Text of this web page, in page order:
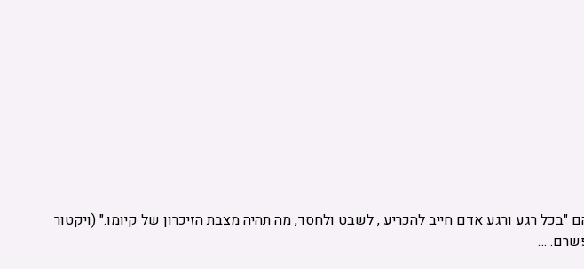
רגע ורגע אדם חייב להכריע , לשבט ולחסד, מה תהיה מצבת הזיכרון של קיומו." (ויקטור
…